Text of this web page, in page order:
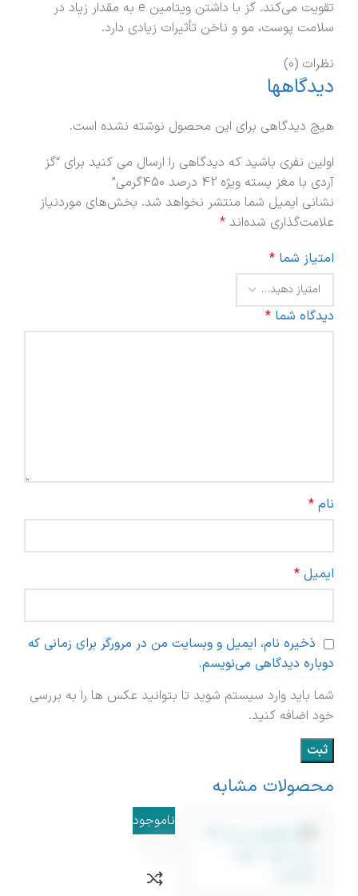
تقویت می‌کند. گز با داشتن ویتامین e به مقدار زیاد در
سلامت پوست، مو و ناخن تأثیرات زیادی دارد.
نظرات (0)
دیدگاهها
هیچ دیدگاهی برای این محصول نوشته نشده است.
اولین نفری باشید که دیدگاهی را ارسال می کنید برای “گز
آردی با مغز پسته ویژه 42 درصد 450گرمی”
نشانی ایمیل شما منتشر نخواهد شد. بخش‌های موردنیاز
علامت‌گذاری شده‌اند *
امتیاز شما *
دیدگاه شما *
نام *
ایمیل *
ذخیره نام، ایمیل و وبسایت من در مرورگر برای زمانی که
دوباره دیدگاهی می‌نویسم.
شما باید وارد سیستم شوید تا بتوانید عکس ها را به بررسی
خود اضافه کنید.
محصولات مشابه
ناموجود